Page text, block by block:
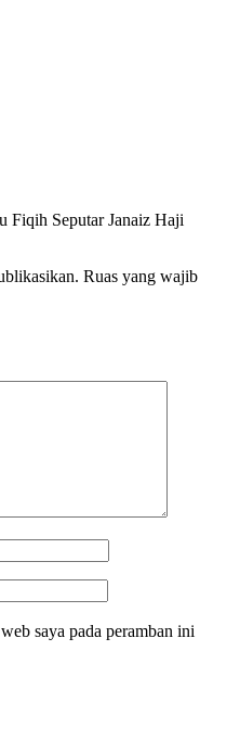
Fiqih Seputar Janaiz Haji
Ruas yang wajib
saya pada peramban ini